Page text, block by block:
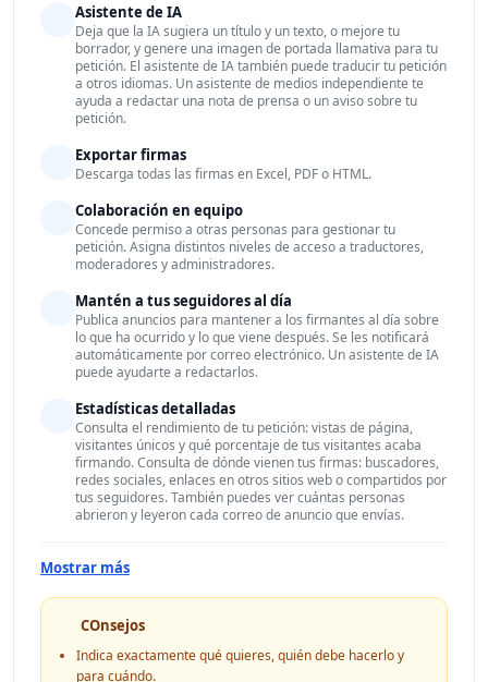
Asistente de IA
Deja que la IA sugiera un título y un texto, o mejore tu
borrador, y genere una imagen de portada llamativa para tu
petición. El asistente de IA también puede traducir tu petición
a otros idiomas. Un asistente de medios independiente te
ayuda a redactar una nota de prensa o un aviso sobre tu
petición.
Exportar firmas
Descarga todas las firmas en Excel, PDF o HTML.
Colaboración en equipo
Concede permiso a otras personas para gestionar tu
petición. Asigna distintos niveles de acceso a traductores,
moderadores y administradores.
Mantén a tus seguidores al día
Publica anuncios para mantener a los firmantes al día sobre
lo que ha ocurrido y lo que viene después. Se les notificará
automáticamente por correo electrónico. Un asistente de IA
puede ayudarte a redactarlos.
Estadísticas detalladas
Consulta el rendimiento de tu petición: vistas de página,
visitantes únicos y qué porcentaje de tus visitantes acaba
firmando. Consulta de dónde vienen tus firmas: buscadores,
redes sociales, enlaces en otros sitios web o compartidos por
tus seguidores. También puedes ver cuántas personas
abrieron y leyeron cada correo de anuncio que envías.
Mostrar más
COnsejos
Indica exactamente qué quieres, quién debe hacerlo y
para cuándo.